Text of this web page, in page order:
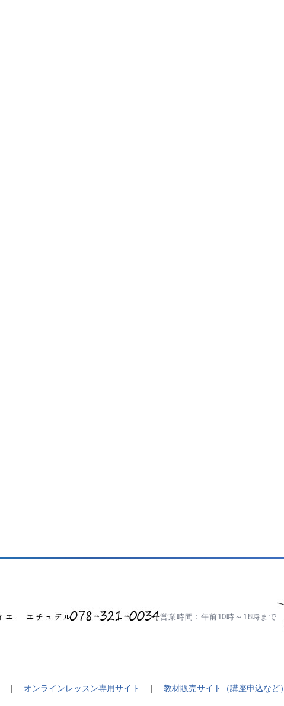
営業時間：午前10時～18時まで
| オンラインレッスン専用サイト | 教材販売サイト（講座申込など）